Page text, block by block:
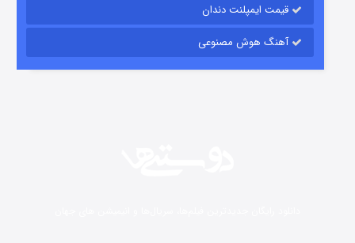
قیمت ایمپلنت دندان
آهنگ هوش مصنوعی